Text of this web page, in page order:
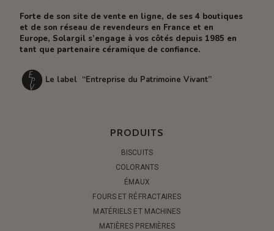
Forte de son site de vente en ligne, de ses 4 boutiques
et de son réseau de revendeurs en France et en
Europe, Solargil s’engage à vos côtés depuis 1985 en
tant que partenaire céramique de confiance.
Le label “Entreprise du Patrimoine Vivant”
PRODUITS
BISCUITS
COLORANTS
ÉMAUX
FOURS ET RÉFRACTAIRES
MATÉRIELS ET MACHINES
MATIÈRES PREMIÈRES